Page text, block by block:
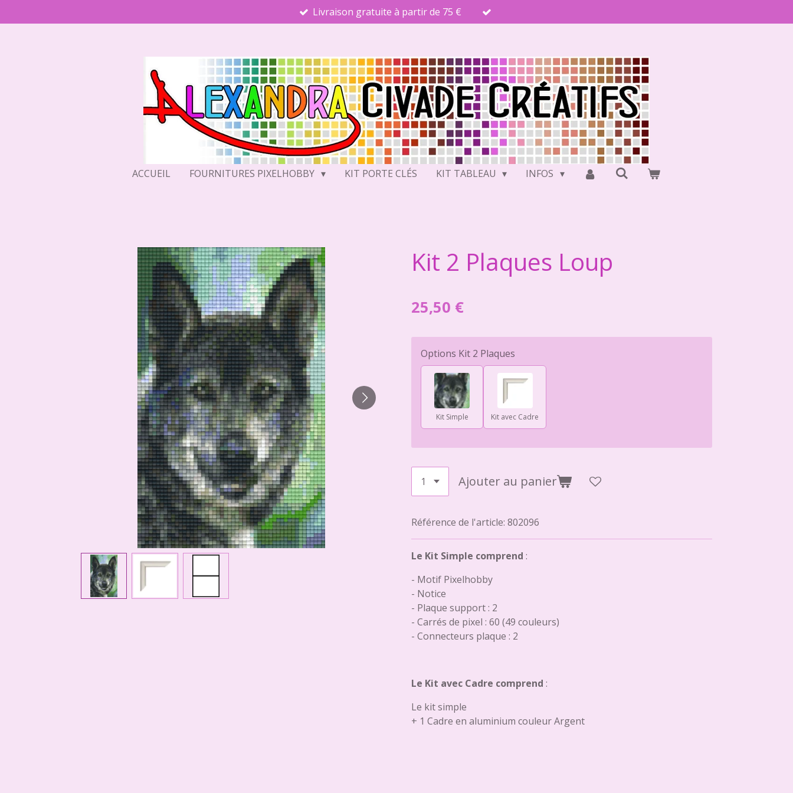
au
Livraison gratuite à partir de 75 €
ACCUEIL FOURNITURES PIXELHOBBY KIT PORTE CLÉS KIT TABLEAU INFOS
Kit 2 Plaques Loup
25,50 €
Options Kit 2 Plaques
Kit Simple Kit avec Cadre
Ajouter au panier
Référence de l'article: 802096
Le Kit Simple comprend :
- Motif Pixelhobby
- Notice
- Plaque support : 2
- Carrés de pixel : 60 (49 couleurs)
- Connecteurs plaque : 2
Le Kit avec Cadre comprend :
Le kit simple
+ 1 Cadre en aluminium couleur Argent